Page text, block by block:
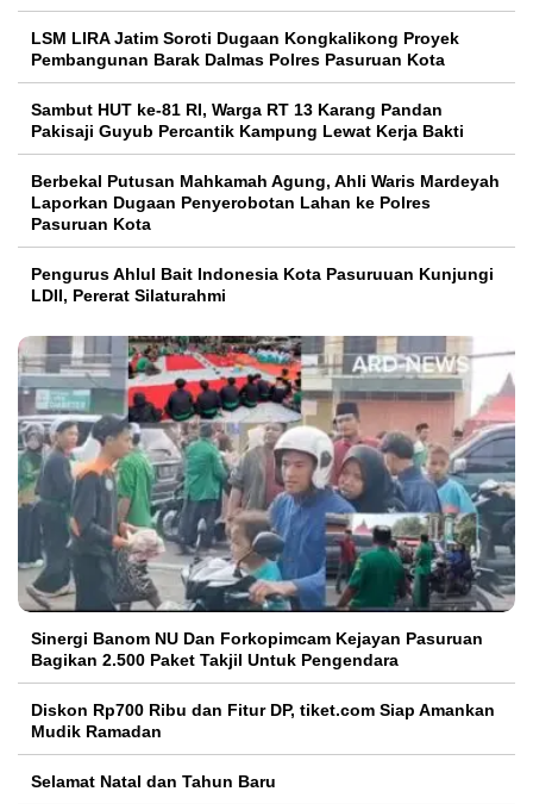
LSM LIRA Jatim Soroti Dugaan Kongkalikong Proyek
Pembangunan Barak Dalmas Polres Pasuruan Kota
Sambut HUT ke-81 RI, Warga RT 13 Karang Pandan
Pakisaji Guyub Percantik Kampung Lewat Kerja Bakti
Berbekal Putusan Mahkamah Agung, Ahli Waris Mardeyah
Laporkan Dugaan Penyerobotan Lahan ke Polres
Pasuruan Kota
Pengurus Ahlul Bait Indonesia Kota Pasuruuan Kunjungi
LDII, Pererat Silaturahmi
Sinergi Banom NU Dan Forkopimcam Kejayan Pasuruan
Bagikan 2.500 Paket Takjil Untuk Pengendara
Diskon Rp700 Ribu dan Fitur DP, tiket.com Siap Amankan
Mudik Ramadan
Selamat Natal dan Tahun Baru